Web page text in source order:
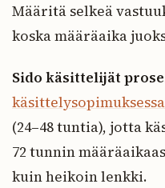
Määritä selkeä
koska määräaika
Sido käsittelijät
käsittelysopimuksessa
(24–48 tuntia), jotta
72 tunnin
kuin heikoin lenkki.